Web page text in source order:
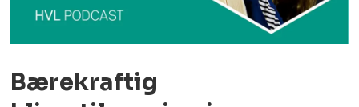
Bærekraftig